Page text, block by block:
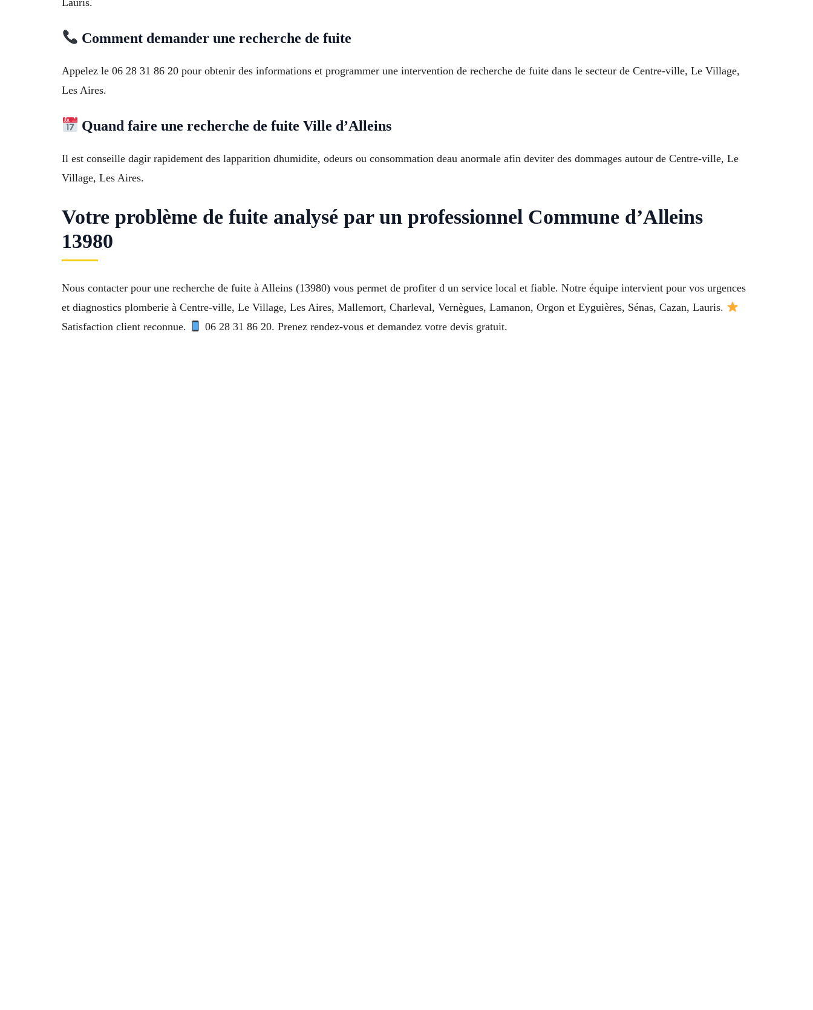
Lauris.
Comment demander une recherche de fuite
Appelez le 06 28 31 86 20 pour obtenir des informations et programmer une intervention de recherche de fuite dans le secteur de Centre-ville, Le Village,
Les Aires.
Quand faire une recherche de fuite Ville d’Alleins
Il est conseille dagir rapidement des lapparition dhumidite, odeurs ou consommation deau anormale afin deviter des dommages autour de Centre-ville, Le
Village, Les Aires.
Votre problème de fuite analysé par un professionnel Commune d’Alleins
13980
Nous contacter pour une recherche de fuite à Alleins (13980) vous permet de profiter d un service local et fiable. Notre équipe intervient pour vos urgences
et diagnostics plomberie à Centre-ville, Le Village, Les Aires, Mallemort, Charleval, Vernègues, Lamanon, Orgon et Eyguières, Sénas, Cazan, Lauris.
Satisfaction client reconnue.
06 28 31 86 20. Prenez rendez-vous et demandez votre devis gratuit.